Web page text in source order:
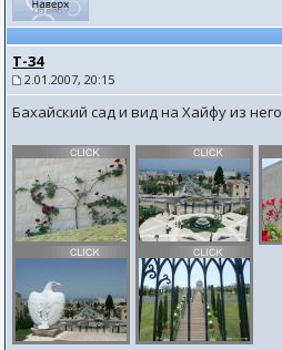
T-34
2.01.2007, 20:15
Бахайский сад и вид на Хайфу из него